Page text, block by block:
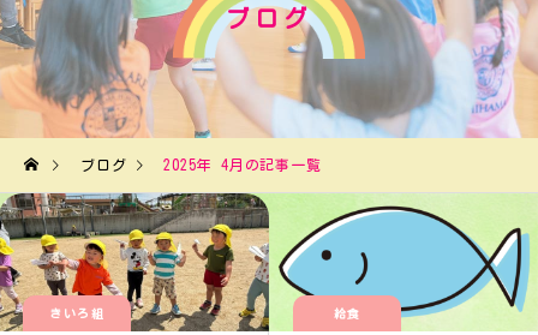
ブログ
ブログ 2025年 4月の記事一覧
きいろ組 給食